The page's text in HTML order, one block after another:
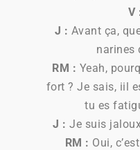
V
J : Avant ça,
narines
RM : Yeah,
fort ? Je sais, iil
tu es
J :Je suis
RM : Oui,